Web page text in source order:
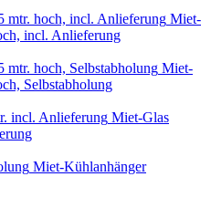
Miet-
incl. Anlieferung
Miet-
Selbstabholung
Miet-Glas
Miet-Kühlanhänger